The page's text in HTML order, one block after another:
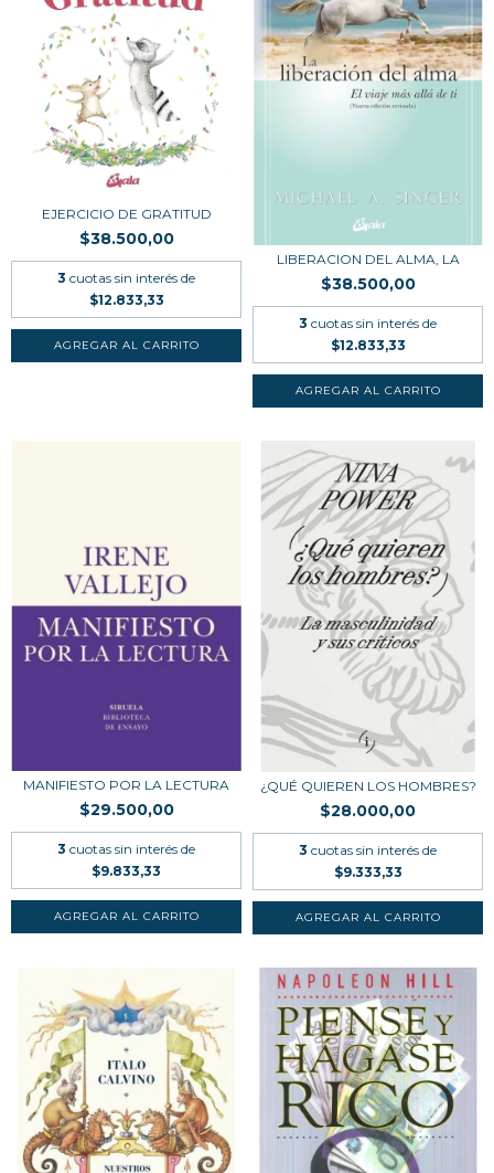
EJERCICIO DE GRATITUD
$38.500,00
3 cuotas sin interés de
$12.833,33
LIBERACION DEL ALMA, LA
$38.500,00
3 cuotas sin interés de
$12.833,33
MANIFIESTO POR LA LECTURA
$29.500,00
3 cuotas sin interés de
$9.833,33
¿QUÉ QUIEREN LOS HOMBRES?
$28.000,00
3 cuotas sin interés de
$9.333,33